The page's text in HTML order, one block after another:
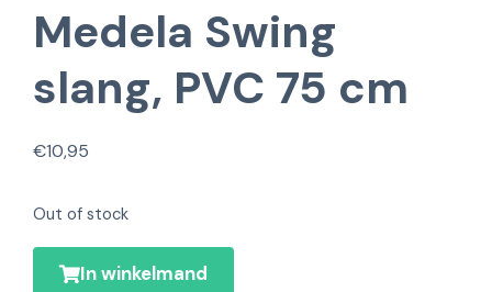
Medela Swing
slang, PVC 75 cm
€10,95
Out of stock
In winkelmand